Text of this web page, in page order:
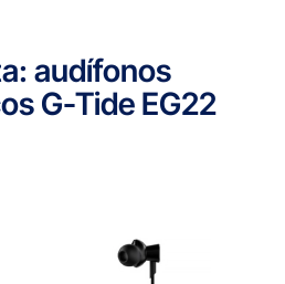
audífonos
G-Tide EG22